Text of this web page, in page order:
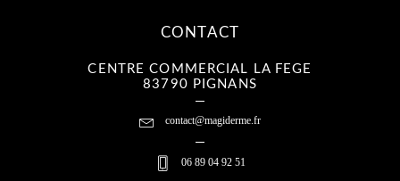
CONTACT
CENTRE COMMERCIAL LA FEGE
83790 PIGNANS
contact@magiderme.fr
06 89 04 92 51